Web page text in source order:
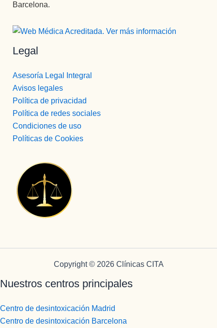
Barcelona.
Legal
Asesoría Legal Integral
Avisos legales
Política de privacidad
Política de redes sociales
Condiciones de uso
Políticas de Cookies
Copyright © 2026 Clínicas CITA
Nuestros centros principales
Centro de desintoxicación Madrid
Centro de desintoxicación Barcelona